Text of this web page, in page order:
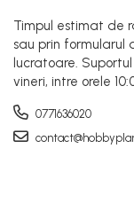
Timpul estimat de
sau prin formularul
lucratoare.
vineri, intre orele
0771636020